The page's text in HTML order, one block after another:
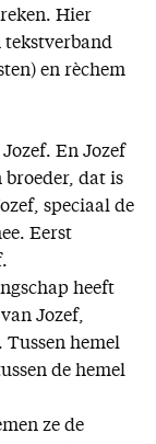
Hier
tekstverband
en rèchem
En Jozef
broeder, dat is
speciaal de
Eerst
heeft
Jozef,
Tussen hemel
de hemel
ze de